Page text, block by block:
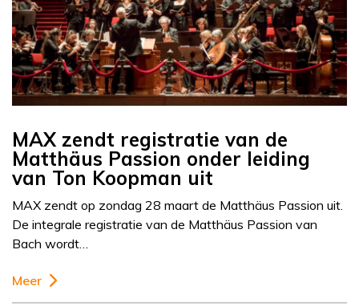
MAX zendt registratie van de
Matthäus Passion onder leiding
van Ton Koopman uit
MAX zendt op zondag 28 maart de Matthäus Passion uit.
De integrale registratie van de Matthäus Passion van
Bach wordt…
Meer